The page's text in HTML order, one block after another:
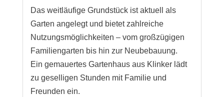
Das weitläufige Grundstück ist aktuell als
Garten angelegt und bietet zahlreiche
Nutzungsmöglichkeiten – vom großzügigen
Familiengarten bis hin zur Neubebauung.
Ein gemauertes Gartenhaus aus Klinker lädt
zu geselligen Stunden mit Familie und
Freunden ein.